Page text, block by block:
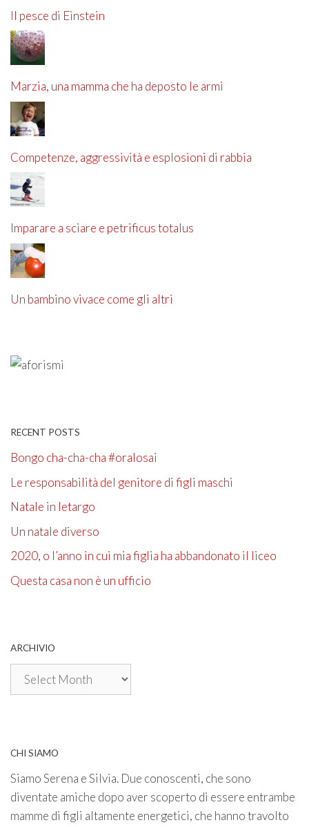
Il pesce di Einstein
Marzia, una mamma che ha deposto le armi
Competenze, aggressività e esplosioni di rabbia
Imparare a sciare e petrificus totalus
Un bambino vivace come gli altri
RECENT POSTS
Bongo cha-cha-cha #oralosai
Le responsabilità del genitore di figli maschi
Natale in letargo
Un natale diverso
2020, o l’anno in cui mia figlia ha abbandonato il liceo
Questa casa non è un ufficio
ARCHIVIO
Archivio
CHI SIAMO
Siamo Serena e Silvia. Due conoscenti, che sono
diventate amiche dopo aver scoperto di essere entrambe
mamme di figli altamente energetici, che hanno travolto